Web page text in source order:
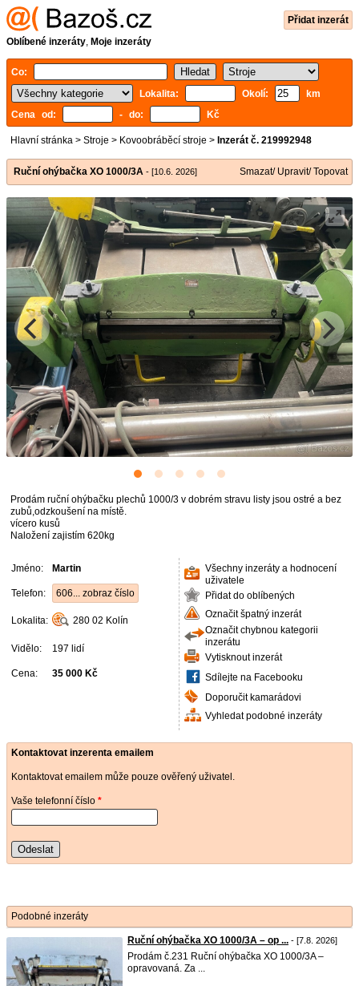
Přidat inzerát
Oblíbené inzeráty, Moje inzeráty
Co:
Lokalita:
Okolí:
km
Cena od:
- do: Kč
Hlavní stránka > Stroje > Kovoobráběcí stroje > Inzerát č. 219992948
Ruční ohýbačka XO 1000/3A - [10.6. 2026] Smazat/ Upravit/ Topovat
Prodám ruční ohýbačku plechů 1000/3 v dobrém stravu listy jsou ostré a bez
zubů,odzkoušení na místě.
vícero kusů
Naložení zajistím 620kg
Jméno: Martin
Telefon: 606... zobraz číslo
Lokalita: 280 02 Kolín
Vidělo: 197 lidí
Cena: 35 000 Kč
Všechny inzeráty a hodnocení
uživatele
Přidat do oblíbených
Označit špatný inzerát
Označit chybnou kategorii
inzerátu
Vytisknout inzerát
Sdílejte na Facebooku
Doporučit kamarádovi
Vyhledat podobné inzeráty
Kontaktovat inzerenta emailem
Kontaktovat emailem může pouze ověřený uživatel.
Vaše telefonní číslo *
Odeslat
Podobné inzeráty
Ruční ohýbačka XO 1000/3A – op ... - [7.8. 2026]
Prodám č.231 Ruční ohýbačka XO 1000/3A –
opravovaná. Za ...